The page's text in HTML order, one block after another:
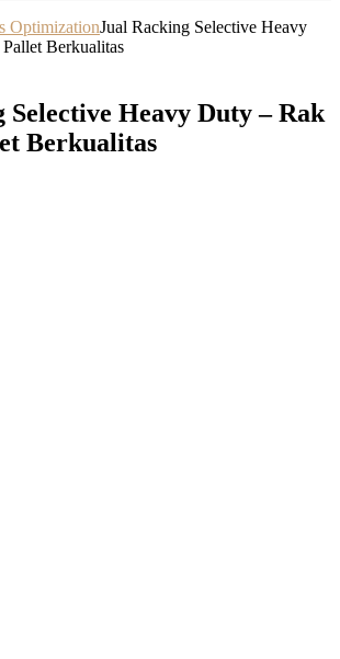
OptimizationJual Racking Selective Heavy
Berkualitas
Selective Heavy Duty – Rak
Berkualitas